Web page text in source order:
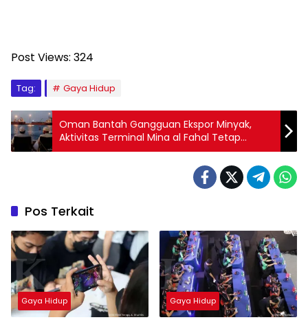
Post Views: 324
Tag: Gaya Hidup
Oman Bantah Gangguan Ekspor Minyak,
Aktivitas Terminal Mina al Fahal Tetap
Berjalan
Pos Terkait
Gaya Hidup Gaya Hidup